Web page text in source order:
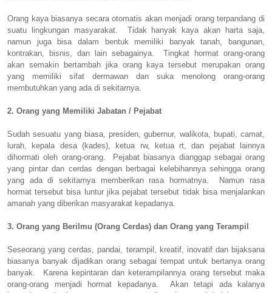
Orang kaya biasanya secara otomatis akan menjadi orang terpandang di
suatu lingkungan masyarakat. Tidak hanyak kaya akan harta saja,
namun juga bisa dalam bentuk memiliki banyak tanah, bangunan,
kontrakan, bisnis, dan lain sebagainya. Tingkat hormat orang-orang
akan semakin bertambah jika orang kaya tersebut merupakan orang
yang memiliki sifat dermawan dan suka menolong orang-orang
membutuhkan yang ada di sekitarnya.
2. Orang yang Memiliki Jabatan / Pejabat
Sudah sesuatu yang biasa, presiden, gubernur, walikota, bupati, camat,
lurah, kepala desa (kades), ketua rw, ketua rt, dan pejabat lainnya
dihormati oleh orang-orang. Pejabat biasanya dianggap sebagai orang
yang pintar dan cerdas dengan berbagai kelebihannya sehingga orang
yang ada di sekitarnya memberikan rasa hormatnya. Namun rasa
hormat tersebut bisa luntur jika pejabat tersebut tidak bisa menjalankan
amanah yang diberikan masyarakat kepadanya.
3. Orang yang Berilmu (Orang Cerdas) dan Orang yang Terampil
Seseorang yang cerdas, pandai, terampil, kreatif, inovatif dan bijaksana
biasanya banyak dijadikan orang sebagai tempat untuk bertanya orang
banyak. Karena kepintaran dan keterampilannya orang tersebut maka
orang-orang menjadi hormat kepadanya. Akan tetapi ada kalanya